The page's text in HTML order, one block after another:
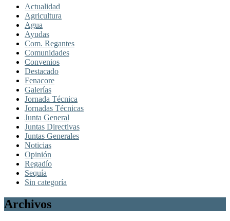
Actualidad
Agricultura
Agua
Ayudas
Com. Regantes
Comunidades
Convenios
Destacado
Fenacore
Galerías
Jornada Técnica
Jornadas Técnicas
Junta General
Juntas Directivas
Juntas Generales
Noticias
Opinión
Regadío
Sequía
Sin categoría
Archivos